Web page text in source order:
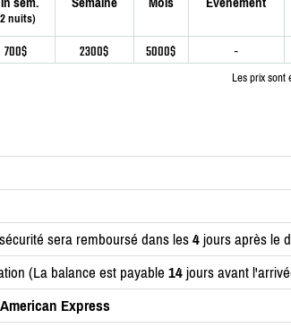
nuits)
700$ 2300$ 5000$ -
Les prix sont
sera remboursé dans les4jours après le
(La balance est payable 14jours avant
Express